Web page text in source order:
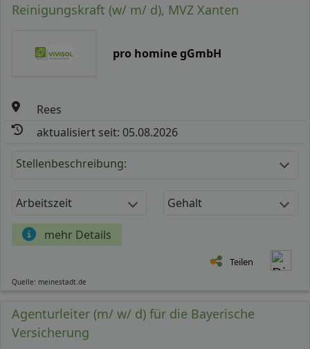
Reinigungskraft (w/ m/ d), MVZ Xanten
pro homine gGmbH
Rees
aktualisiert seit: 05.08.2026
Stellenbeschreibung:
Arbeitszeit Gehalt
mehr Details
Teilen
Quelle: meinestadt.de
Agenturleiter (m/ w/ d) für die Bayerische
Versicherung